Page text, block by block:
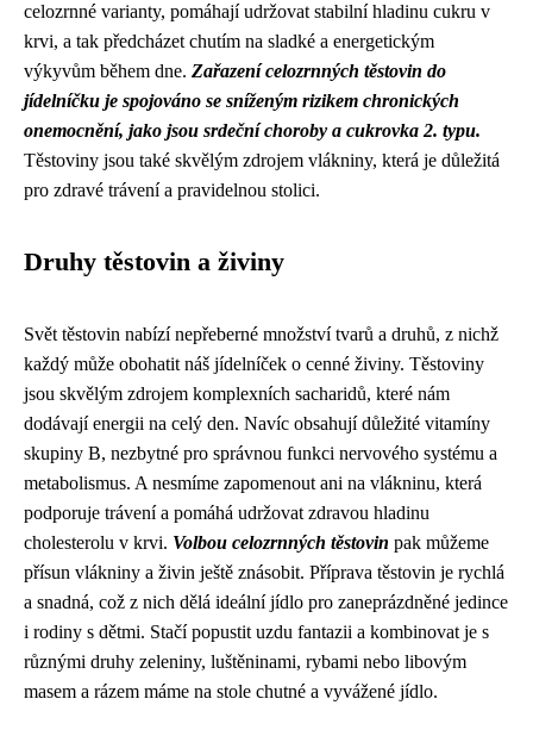
celozrnné varianty, pomáhají udržovat stabilní hladinu cukru v
krvi, a tak předcházet chutím na sladké a energetickým
výkyvům během dne. Zařazení celozrnných těstovin do
jídelníčku je spojováno se sníženým rizikem chronických
onemocnění, jako jsou srdeční choroby a cukrovka 2. typu.
Těstoviny jsou také skvělým zdrojem vlákniny, která je důležitá
pro zdravé trávení a pravidelnou stolici.
Druhy těstovin a živiny
Svět těstovin nabízí nepřeberné množství tvarů a druhů, z nichž
každý může obohatit náš jídelníček o cenné živiny. Těstoviny
jsou skvělým zdrojem komplexních sacharidů, které nám
dodávají energii na celý den. Navíc obsahují důležité vitamíny
skupiny B, nezbytné pro správnou funkci nervového systému a
metabolismus. A nesmíme zapomenout ani na vlákninu, která
podporuje trávení a pomáhá udržovat zdravou hladinu
cholesterolu v krvi. Volbou celozrnných těstovin pak můžeme
přísun vlákniny a živin ještě znásobit. Příprava těstovin je rychlá
a snadná, což z nich dělá ideální jídlo pro zaneprázdněné jedince
i rodiny s dětmi. Stačí popustit uzdu fantazii a kombinovat je s
různými druhy zeleniny, luštěninami, rybami nebo libovým
masem a rázem máme na stole chutné a vyvážené jídlo.